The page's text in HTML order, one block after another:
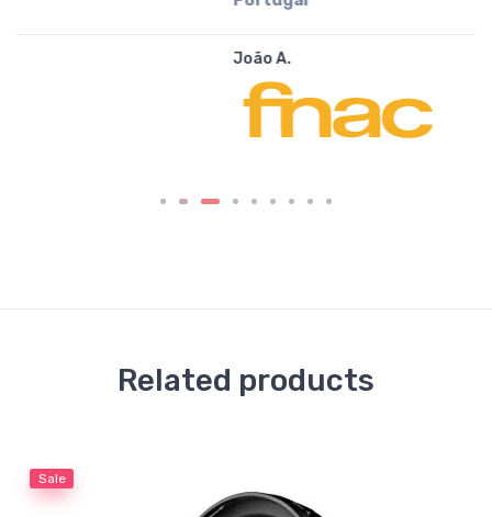
Related products
Sale